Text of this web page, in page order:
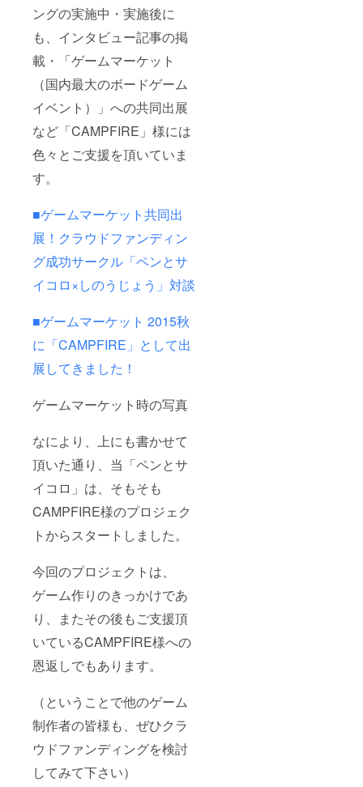
ングの実施中・実施後に
も、インタビュー記事の掲
載・「ゲームマーケット
（国内最大のボードゲーム
イベント）」への共同出展
など「CAMPFIRE」様には
色々とご支援を頂いていま
す。
■ゲームマーケット共同出
展！クラウドファンディン
グ成功サークル「ペンとサ
イコロ×しのうじょう」対談
■ゲームマーケット 2015秋
に「CAMPFIRE」として出
展してきました！
ゲームマーケット時の写真
なにより、上にも書かせて
頂いた通り、当「ペンとサ
イコロ」は、そもそも
CAMPFIRE様のプロジェク
トからスタートしました。
今回のプロジェクトは、
ゲーム作りのきっかけであ
り、またその後もご支援頂
いているCAMPFIRE様への
恩返しでもあります。
（ということで他のゲーム
制作者の皆様も、ぜひクラ
ウドファンディングを検討
してみて下さい）